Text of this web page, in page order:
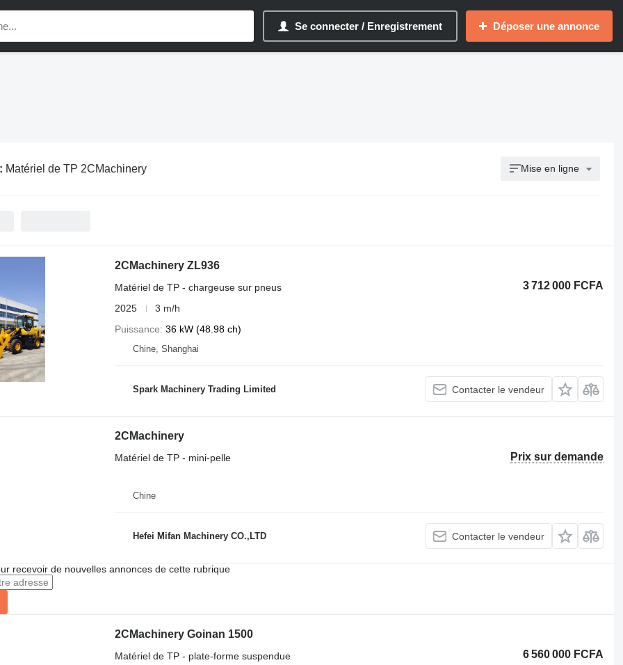
Se connecter / Enregistrement Déposer une annonce
Matériel de TP 2CMachinery Mise en ligne
2CMachinery ZL936
3 712 000 FCFA
Matériel de TP - chargeuse sur pneus
2025
3 m/h
Puissance 36 kW (48.98 ch)
Chine, Shanghai
Spark Machinery Trading Limited Contacter le vendeur
2CMachinery
Prix sur demande
Matériel de TP - mini-pelle
Chine
Hefei Mifan Machinery CO.,LTD Contacter le vendeur
recevoir de nouvelles annonces de cette rubrique
2CMachinery Goinan 1500
6 560 000 FCFA
Matériel de TP - plate-forme suspendue